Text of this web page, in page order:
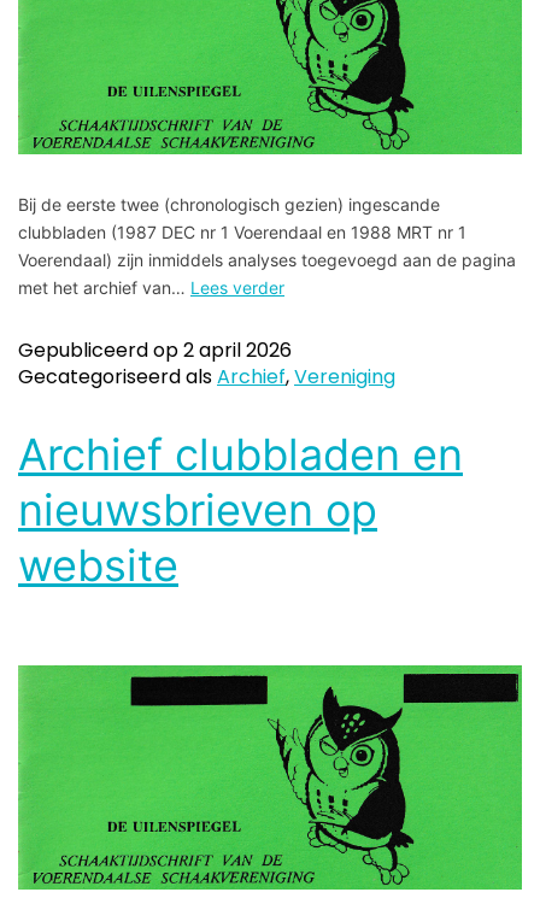
Bij de eerste twee (chronologisch gezien) ingescande
clubbladen (1987 DEC nr 1 Voerendaal en 1988 MRT nr 1
Voerendaal) zijn inmiddels analyses toegevoegd aan de pagina
met het archief van… Lees verder
Gepubliceerd op2 april 2026
Gecategoriseerd alsArchief,Vereniging
Archief clubbladen en
nieuwsbrieven op
website